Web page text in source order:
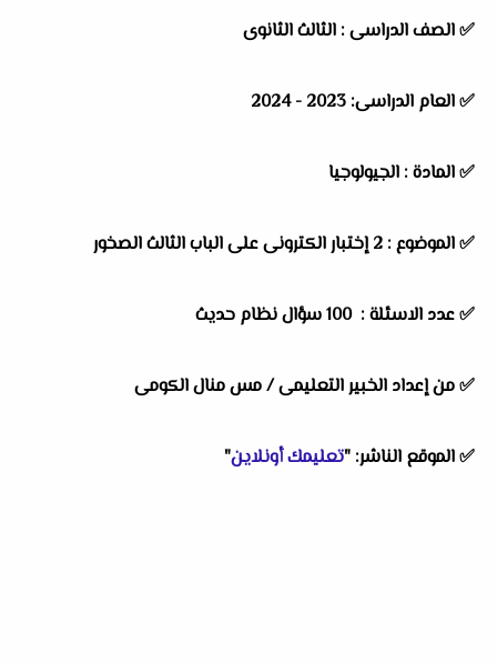
✅ الصف الدراسى : الثالث الثانوى
✅ العام الدراسى: 2023 - 2024
✅ المادة : الجيولوجيا
✅ الموضوع : 2 إختبار الكترونى على الباب الثالث الصخور
✅ عدد الاسئلة : 100 سؤال نظام حديث
✅ من إعداد الخبير التعليمى / مس منال الكومى
✅ الموقع الناشر: "تعليمك أونلاين"